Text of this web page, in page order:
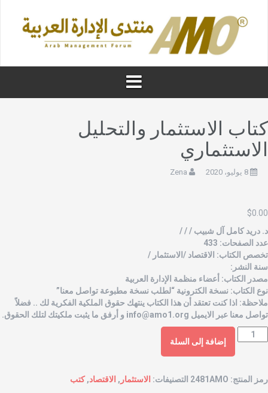
الاستثمار والتحليل
8 يوليو، 2020 Zena
$
دريد كامل آل شبيب / / /
الصفحات: 433
الكتاب: الاقتصاد /الاستثمار /
النشر:
الكتاب: أعضاء منظمة الإدارة العربية
الكتاب: نسخة الكترونية “لطلب نسخة مطبوعة تواصل معنا”
اذا كنت تعتقد أن هذا الكتاب ينتهك حقوق الملكية الفكرية لك .. فضلاً
معنا عبر الايميل info@amo1.orgو أرفق ما يثبت ملكيتك لتلك الحقوق.
إضافة إلى السلة
المنتج: 2481AMO التصنيفات: الاستثمار , الاقتصاد,كتب